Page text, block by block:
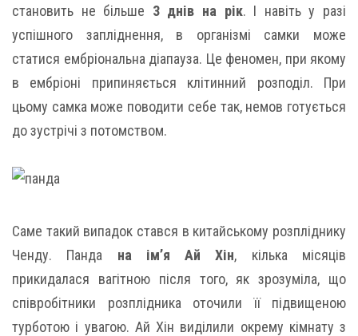
становить не більше 3 днів на рік. І навіть у разі
успішного запліднення, в організмі самки може
статися ембріональна діапауза. Це феномен, при якому
в ембріоні припиняється клітинний розподіл. При
цьому самка може поводити себе так, немов готується
до зустрічі з потомством.
Саме такий випадок стався в китайському розпліднику
Ченду. Панда на ім’я Ай Хін, кілька місяців
прикидалася вагітною після того, як зрозуміла, що
співробітники розплідника оточили її підвищеною
турботою і увагою. Ай Хін виділили окрему кімнату з